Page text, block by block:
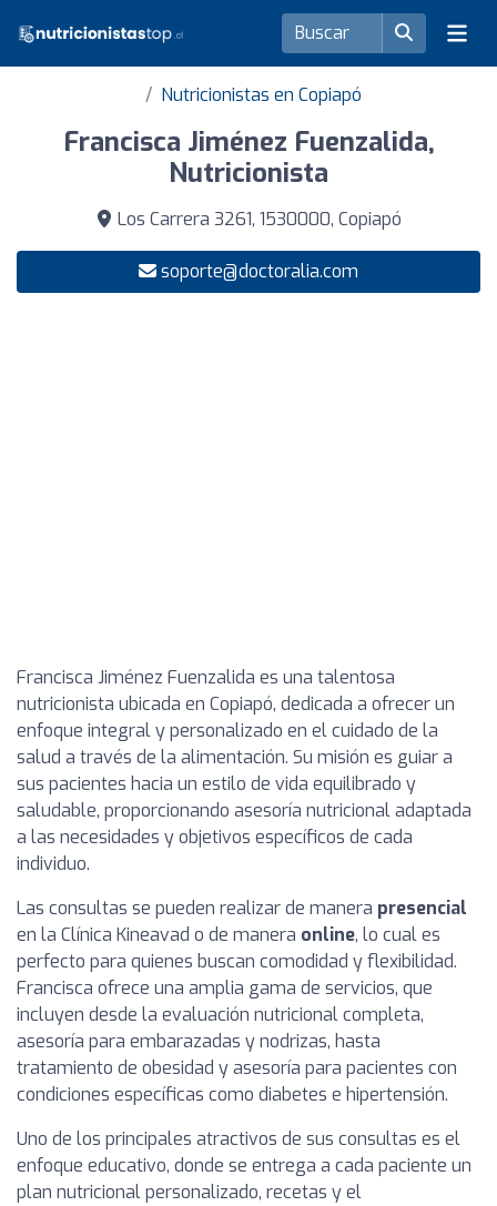
Nutricionistas en Copiapó
Francisca Jiménez Fuenzalida,
Nutricionista
Los Carrera 3261, 1530000, Copiapó
soporte@doctoralia.com
Francisca Jiménez Fuenzalida es una talentosa
nutricionista ubicada en Copiapó, dedicada a ofrecer un
enfoque integral y personalizado en el cuidado de la
salud a través de la alimentación. Su misión es guiar a
sus pacientes hacia un estilo de vida equilibrado y
saludable, proporcionando asesoría nutricional adaptada
a las necesidades y objetivos específicos de cada
individuo.
Las consultas se pueden realizar de manera presencial
en la Clínica Kineavad o de manera online, lo cual es
perfecto para quienes buscan comodidad y flexibilidad.
Francisca ofrece una amplia gama de servicios, que
incluyen desde la evaluación nutricional completa,
asesoría para embarazadas y nodrizas, hasta
tratamiento de obesidad y asesoría para pacientes con
condiciones específicas como diabetes e hipertensión.
Uno de los principales atractivos de sus consultas es el
enfoque educativo, donde se entrega a cada paciente un
plan nutricional personalizado, recetas y el